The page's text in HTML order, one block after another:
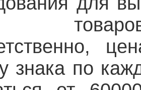
знака по